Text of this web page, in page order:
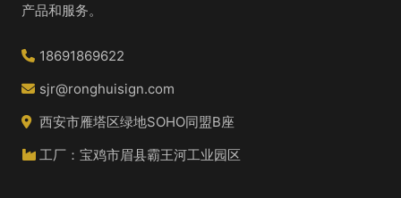
产品和服务。
18691869622
sjr@ronghuisign.com
西安市雁塔区绿地SOHO同盟B座
工厂：宝鸡市眉县霸王河工业园区